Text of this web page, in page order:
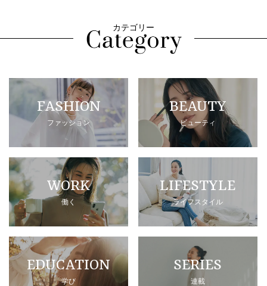
カテゴリー
FASHION
ファッション
BEAUTY
ビューティ
WORK
働く
LIFESTYLE
ライフスタイル
EDUCATION
学び
SERIES
連載